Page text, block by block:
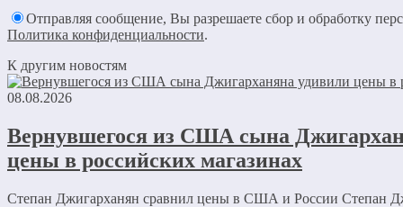
Отправляя сообщение, Вы разрешаете сбор и обработку
Политика конфиденциальности.
К другим новостям
08.08.2026
Вернувшегося из США сына
цены в российских магазинах
Степан Джигарханян сравнил цены в США и России Степан